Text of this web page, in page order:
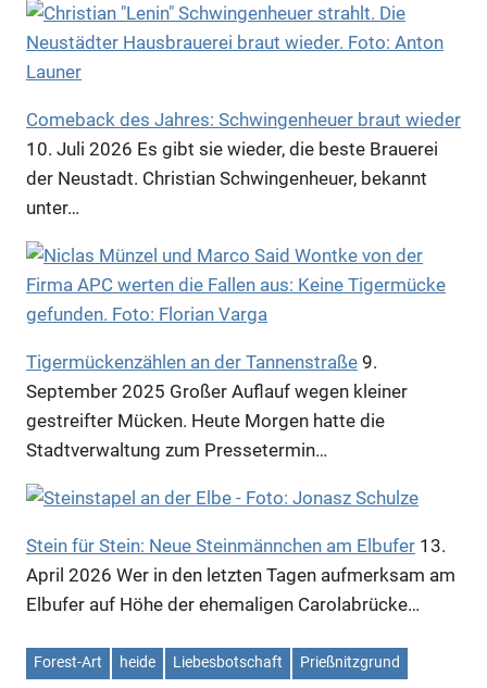
Comeback des Jahres: Schwingenheuer braut wieder
10. Juli 2026 Es gibt sie wieder, die beste Brauerei
der Neustadt. Christian Schwingenheuer, bekannt
unter…
Tigermückenzählen an der Tannenstraße 9.
September 2025 Großer Auflauf wegen kleiner
gestreifter Mücken. Heute Morgen hatte die
Stadtverwaltung zum Pressetermin…
Stein für Stein: Neue Steinmännchen am Elbufer 13.
April 2026 Wer in den letzten Tagen aufmerksam am
Elbufer auf Höhe der ehemaligen Carolabrücke…
Forest-Art heide Liebesbotschaft Prießnitzgrund